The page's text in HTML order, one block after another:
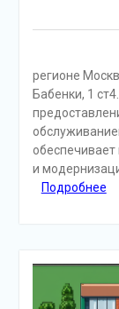
регионе
Бабенки, 1
и
Подробнее